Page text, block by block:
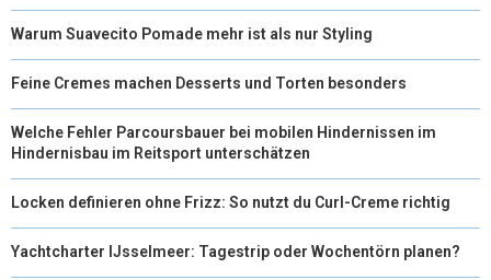
Warum Suavecito Pomade mehr ist als nur Styling
Feine Cremes machen Desserts und Torten besonders
Welche Fehler Parcoursbauer bei mobilen Hindernissen im
Hindernisbau im Reitsport unterschätzen
Locken definieren ohne Frizz: So nutzt du Curl-Creme richtig
Yachtcharter IJsselmeer: Tagestrip oder Wochentörn planen?